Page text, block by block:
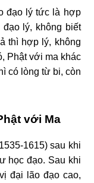
đạo lý tức là hợp
đạo lý, không biết
thì hợp lý, không
Phật với ma khác
có lòng từ bi, còn
với Ma
1615) sau khi
học đạo. Sau khi
đại lão đạo cao,